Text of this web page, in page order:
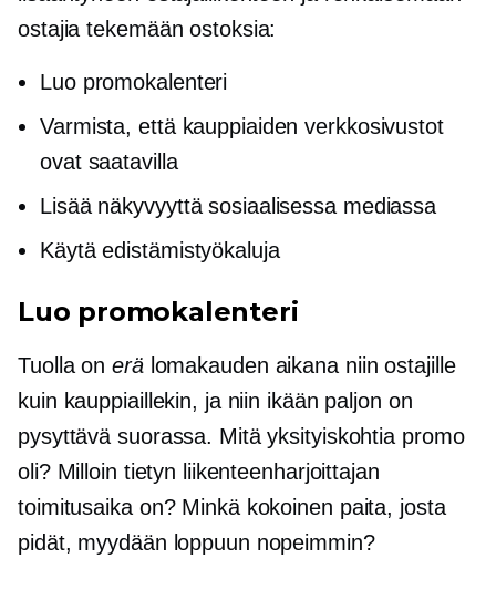
ostajia tekemään ostoksia:
Luo promokalenteri
Varmista, että kauppiaiden verkkosivustot
ovat saatavilla
Lisää näkyvyyttä sosiaalisessa mediassa
Käytä edistämistyökaluja
Luo promokalenteri
Tuolla on erälomakauden aikana niin ostajille
kuin kauppiaillekin, ja niin ikään paljon on
pysyttävä suorassa. Mitä yksityiskohtia promo
oli? Milloin tietyn liikenteenharjoittajan
toimitusaika on? Minkä kokoinen paita, josta
pidät, myydään loppuun nopeimmin?